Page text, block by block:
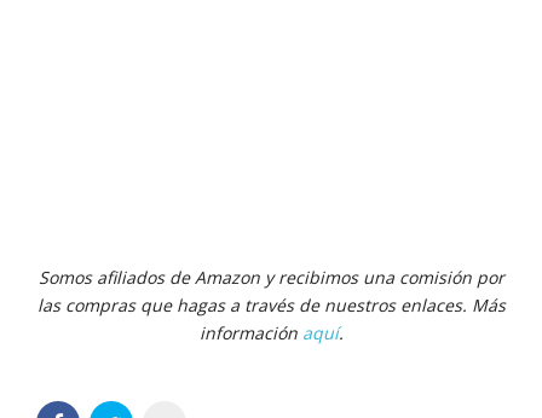
Somos afiliados de Amazon y recibimos una comisión por
las compras que hagas a través de nuestros enlaces. Más
información aquí.